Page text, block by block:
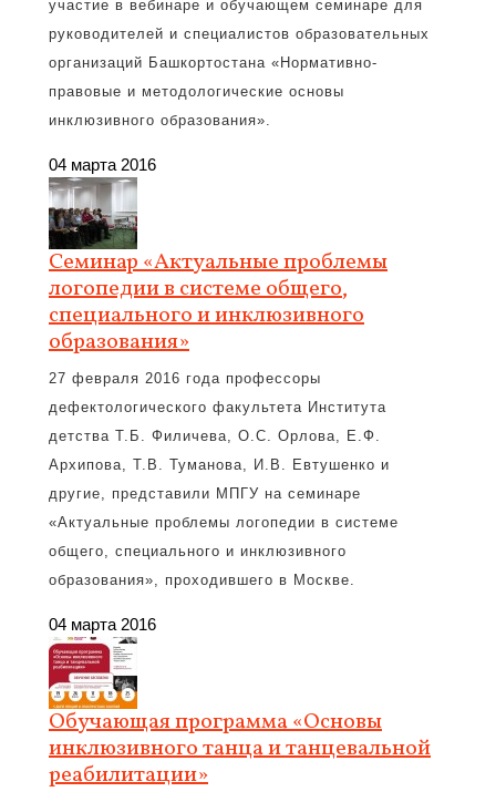
участие в вебинаре и обучающем семинаре для
руководителей и специалистов образовательных
организаций Башкортостана «Нормативно-
правовые и методологические основы
инклюзивного образования».
04 марта 2016
Семинар «Актуальные проблемы
логопедии в системе общего,
специального и инклюзивного
образования»
27 февраля 2016 года профессоры
дефектологического факультета Института
детства Т.Б. Филичева, О.С. Орлова, Е.Ф.
Архипова, Т.В. Туманова, И.В. Евтушенко и
другие, представили МПГУ на семинаре
«Актуальные проблемы логопедии в системе
общего, специального и инклюзивного
образования», проходившего в Москве.
04 марта 2016
Обучающая программа «Основы
инклюзивного танца и танцевальной
реабилитации»